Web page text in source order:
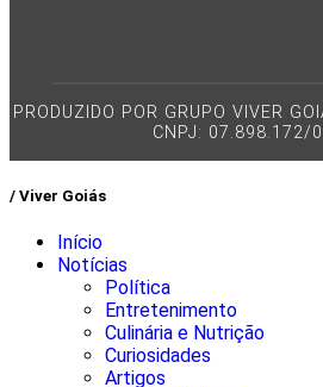
PRODUZIDO POR GRUPO VIVER
CNPJ: 07.898.172/
/ Viver Goiás
Início
Notícias
Política
Entretenimento
Culinária e Nutrição
Curiosidades
Artigos